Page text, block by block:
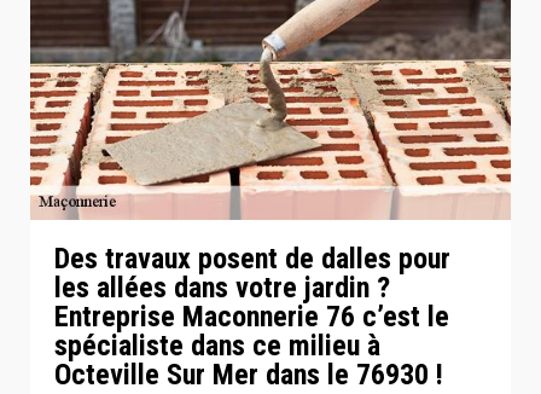
Des travaux posent de dalles pour
les allées dans votre jardin ?
Entreprise Maconnerie 76 c’est le
spécialiste dans ce milieu à
Octeville Sur Mer dans le 76930 !